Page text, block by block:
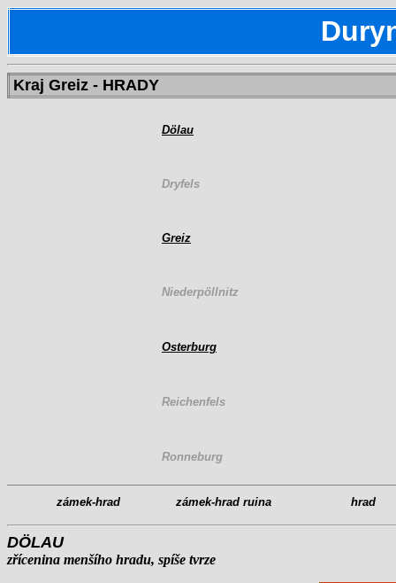
Kraj Greiz - HRADY
Dölau
Dryfels
Greiz
Niederpöllnitz
Osterburg
Reichenfels
Ronneburg
zámek-hrad zámek-hrad ruina hrad
DÖLAU
zřícenina menšího hradu, spíše tvrze